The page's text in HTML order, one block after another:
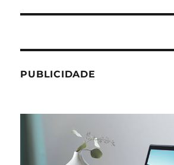
PUBLICIDADE